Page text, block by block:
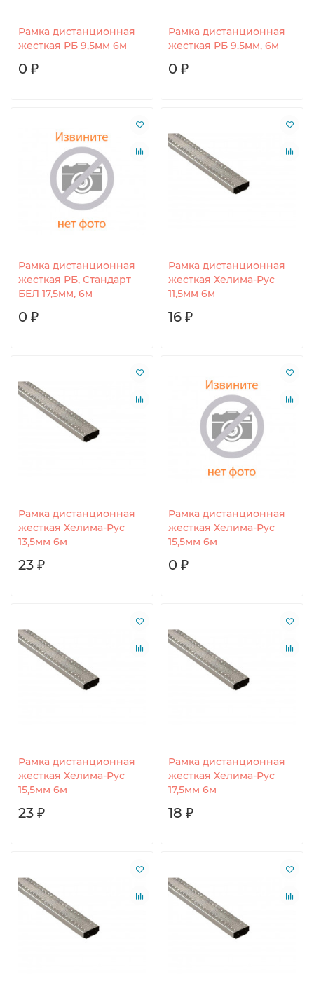
Рамка дистанционная
жесткая РБ 9,5мм 6м
0 ₽
Рамка дистанционная
жесткая РБ 9.5мм, 6м
0 ₽
Рамка дистанционная
жесткая РБ, Стандарт
БЕЛ 17,5мм, 6м
0 ₽
Рамка дистанционная
жесткая Хелима-Рус
11,5мм 6м
16 ₽
Рамка дистанционная
жесткая Хелима-Рус
13,5мм 6м
23 ₽
Рамка дистанционная
жесткая Хелима-Рус
15,5мм 6м
0 ₽
Рамка дистанционная
жесткая Хелима-Рус
15,5мм 6м
23 ₽
Рамка дистанционная
жесткая Хелима-Рус
17,5мм 6м
18 ₽